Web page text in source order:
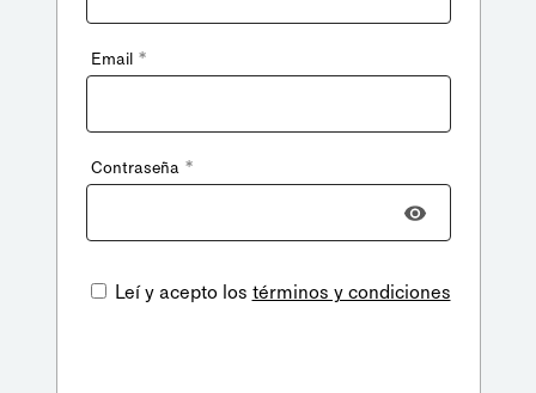
Email *
Contraseña *
Leí y acepto los términos y condiciones